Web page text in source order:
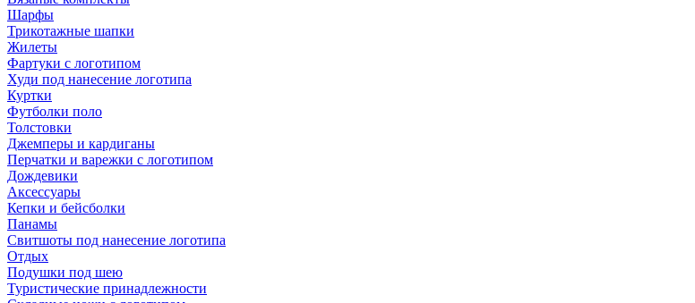
Шарфы
Трикотажные шапки
Жилеты
Фартуки с логотипом
Худи под нанесение логотипа
Куртки
Футболки поло
Толстовки
Джемперы и кардиганы
Перчатки и варежки с логотипом
Дождевики
Аксессуары
Кепки и бейсболки
Панамы
Свитшоты под нанесение логотипа
Отдых
Подушки под шею
Туристические принадлежности